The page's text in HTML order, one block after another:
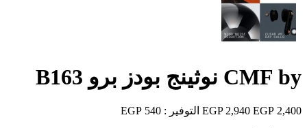
CMF by نوثينج بودز برو B163
2,400 EGP
2,940 EGP التوفير : 540 EGP